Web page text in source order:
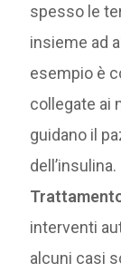
spesso le
insieme ad
esempio è
collegate ai
guidano il
dell’insulina.
interventi
alcuni casi